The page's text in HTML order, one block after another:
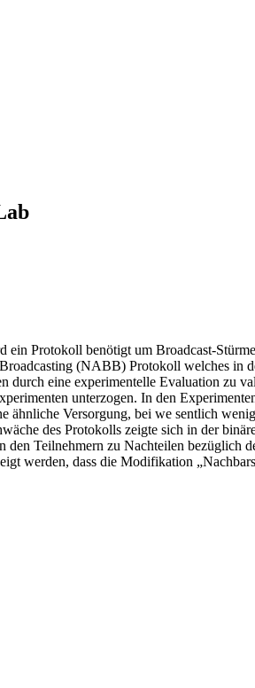
Protokoll benötigt um Broadcast-
(NABB) Protokoll welches in
durch eine experimentelle Evaluation
unterzogen. In den
Versorgung, bei we sentlich
des Protokolls zeigte sich in der
Teilnehmern zu Nachteilen bezüglich
werden, dass die Modifikation